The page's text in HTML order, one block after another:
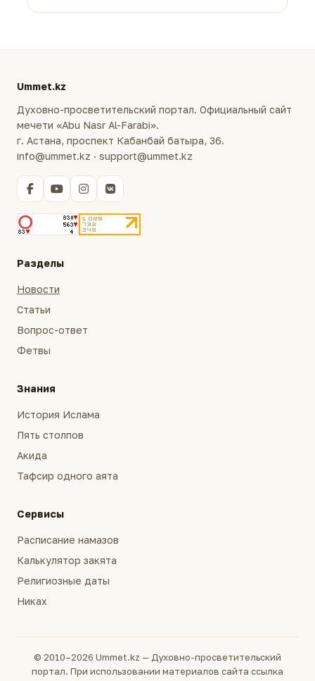
Ummet.kz
Духовно-просветительский портал. Официальный сайт
мечети «Abu Nasr Al-Farabi».
г. Астана, проспект Кабанбай батыра, 36.
info@ummet.kz · support@ummet.kz
Разделы
Новости
Статьи
Вопрос-ответ
Фетвы
Знания
История Ислама
Пять столпов
Акида
Тафсир одного аята
Сервисы
Расписание намазов
Калькулятор закята
Религиозные даты
Никах
© 2010–2026 Ummet.kz — Духовно-просветительский
портал. При использовании материалов сайта ссылка